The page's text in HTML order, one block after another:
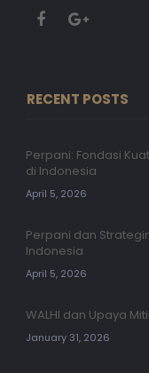
RECENT POSTS
Perpani: Fondasi
di Indonesia
April 5, 2026
Perpani dan
Indonesia
April 5, 2026
WALHI dan Upaya
January 31, 2026